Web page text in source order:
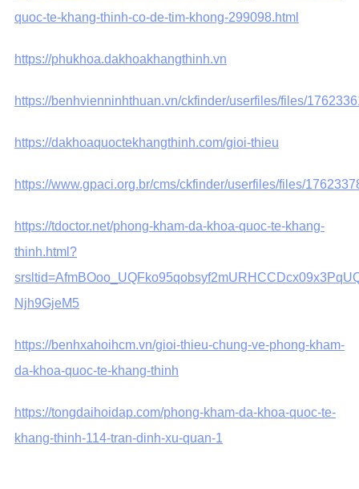
quoc-te-khang-thinh-co-de-tim-khong-299098.html
https://phukhoa.dakhoakhangthinh.vn
https://benhvienninhthuan.vn/ckfinder/userfiles/files/
https://dakhoaquoctekhangthinh.com/gioi-thieu
https://www.gpaci.org.br/cms/ckfinder/userfiles/files/
https://tdoctor.net/phong-kham-da-khoa-quoc-te-khang-
thinh.html?
Njh9GjeM5
https://benhxahoihcm.vn/gioi-thieu-chung-ve-phong-kham-
da-khoa-quoc-te-khang-thinh
https://tongdaihoidap.com/phong-kham-da-khoa-quoc-te-
khang-thinh-114-tran-dinh-xu-quan-1